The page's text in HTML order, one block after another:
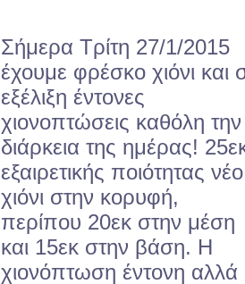
Σήμερα Τρίτη 27/1/2015
έχουμε φρέσκο χιόνι και
εξέλιξη έντονες
χιονοπτώσεις καθόλη την
διάρκεια της ημέρας!
εξαιρετικής ποιότητας νέο
χιόνι στην κορυφή,
περίπου 20εκ στην μέση
και 15εκ στην βάση. Η
χιονόπτωση έντονη αλλά